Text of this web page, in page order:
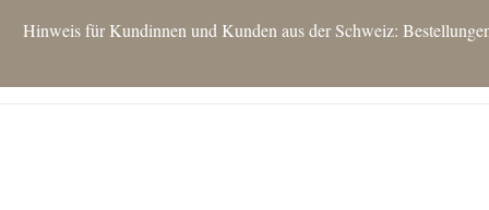
Hinweis für Kundinnen und Kunden aus der Schweiz: